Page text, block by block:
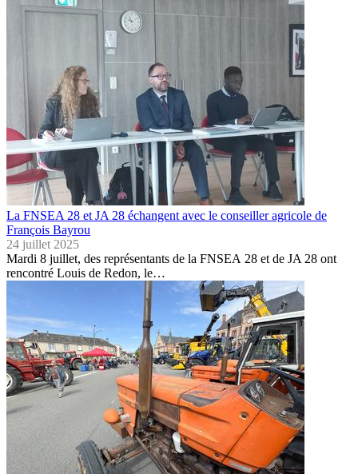
La FNSEA 28 et JA 28 échangent avec le conseiller agricole de
François Bayrou
24 juillet 2025
Mardi 8 juillet, des représentants de la FNSEA 28 et de JA 28 ont
rencontré Louis de Redon, le…